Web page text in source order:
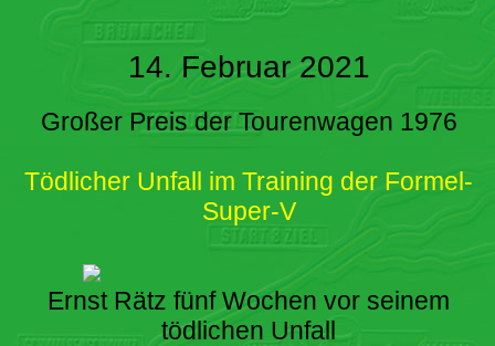
14. Februar 2021
Großer Preis der Tourenwagen 1976
Tödlicher Unfall im Training der Formel-
Super-V
Ernst Rätz fünf Wochen vor seinem
tödlichen Unfall